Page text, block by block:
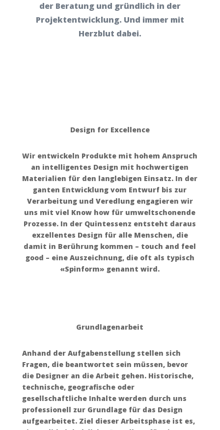
der Beratung und gründlich in der
Projektentwicklung. Und immer mit
Herzblut dabei.
Design for Excellence
Wir entwickeln Produkte mit hohem Anspruch
an intelligentes Design mit hochwertigen
Materialien für den langlebigen Einsatz. In der
ganten Entwicklung vom Entwurf bis zur
Verarbeitung und Veredlung engagieren wir
uns mit viel Know how für umweltschonende
Prozesse. In der Quintessenz entsteht daraus
exzellentes Design für alle Menschen, die
damit in Berührung kommen – touch and feel
good – eine Auszeichnung, die oft als typisch
«Spinform» genannt wird.
Grundlagenarbeit
Anhand der Aufgabenstellung stellen sich
Fragen, die beantwortet sein müssen, bevor
die Designer an die Arbeit gehen. Historische,
technische, geografische oder
gesellschaftliche Inhalte werden durch uns
professionell zur Grundlage für das Design
aufgearbeitet. Ziel dieser Arbeitsphase ist es,